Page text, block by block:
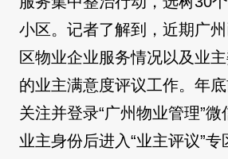
小区。记者了解到，近期广
区物业企业服务情况以及业
的业主满意度评议工作。年
关注并登录“广州物业管理”
业主身份后进入“业主评议”